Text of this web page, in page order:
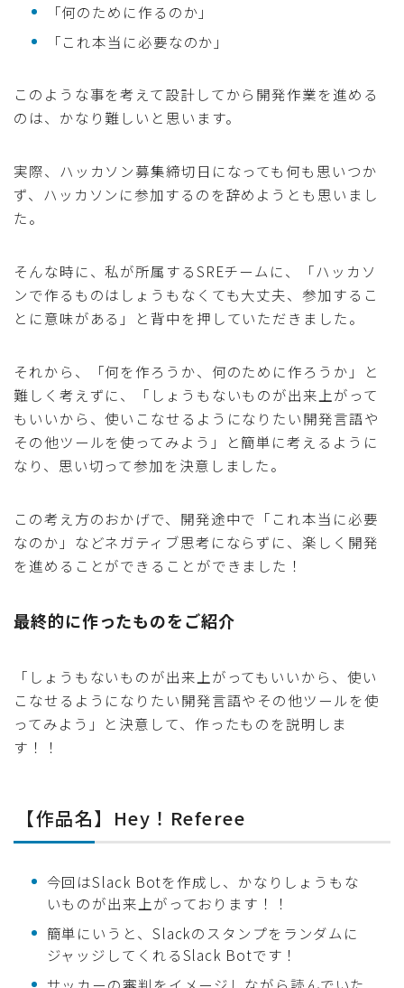
「何のために作るのか」
「これ本当に必要なのか」
このような事を考えて設計してから開発作業を進める
のは、かなり難しいと思います。
実際、ハッカソン募集締切日になっても何も思いつか
ず、ハッカソンに参加するのを辞めようとも思いまし
た。
そんな時に、私が所属するSREチームに、「ハッカソ
ンで作るものはしょうもなくても大丈夫、参加するこ
とに意味がある」と背中を押していただきました。
それから、「何を作ろうか、何のために作ろうか」と
難しく考えずに、「しょうもないものが出来上がって
もいいから、使いこなせるようになりたい開発言語や
その他ツールを使ってみよう」と簡単に考えるように
なり、思い切って参加を決意しました。
この考え方のおかげで、開発途中で「これ本当に必要
なのか」などネガティブ思考にならずに、楽しく開発
を進めることができることができました！
最終的に作ったものをご紹介
「しょうもないものが出来上がってもいいから、使い
こなせるようになりたい開発言語やその他ツールを使
ってみよう」と決意して、作ったものを説明しま
す！！
【作品名】Hey！Referee
今回はSlack Botを作成し、かなりしょうもな
いものが出来上がっております！！
簡単にいうと、Slackのスタンプをランダムに
ジャッジしてくれるSlack Botです！
サッカーの審判をイメージしながら読んでいた